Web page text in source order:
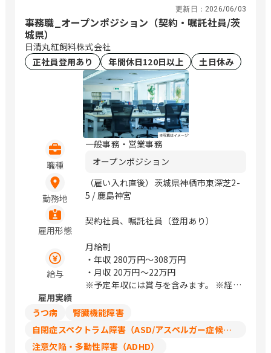
幌、仙台、万博記念公園、研究学園、さ
いたま新都心、与野、北与野、水天宮
更新日： 2026/06/03
事務職_オープンポジション（契約・嘱託社員/茨
城県）
日清丸紅飼料株式会社
正社員登用あり
年間休日120日以上 土日休み
職種
一般事務・営業事務
オープンポジション
勤務地
（雇い入れ直後）茨城県神栖市東深芝2-
5 / 鹿島神宮
雇用形態
契約社員、嘱託社員（登用あり）
給与
月給制
・年収 280万円〜308万円
・月収 20万円〜22万円
※予定年収には賞与を含みます。 ※経
記は契約社員としての給与です。経験等
により正社員スタートでの採用可能性も
ございます。
雇用実績
うつ病
腎臓機能障害
自閉症スペクトラム障害（ASD/アスペルガー症候群/広汎性発達障害）
注意欠陥・多動性障害（ADHD）